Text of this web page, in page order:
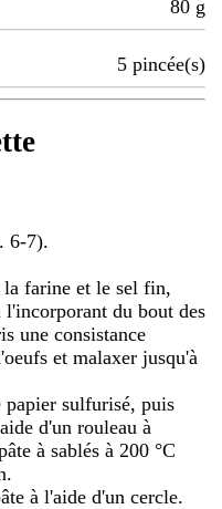
80 g
5 pincée(s)
6-7).
farine et le sel fin,
du bout des
une consistance
et malaxer jusqu'à
papier sulfurisé, puis
d'un rouleau à
à sablés à 200 °C
à l'aide d'un cercle.